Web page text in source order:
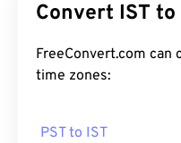
Convert IST
FreeConvert.com
time zones:
PST to IST